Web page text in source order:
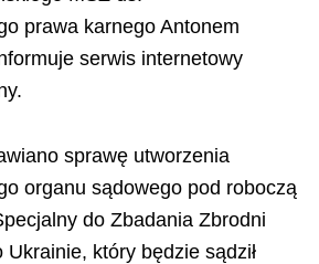
prawa karnego Antonem
serwis internetowy
sprawę utworzenia
organu sądowego pod roboczą
do Zbadania Zbrodni
który będzie sądził